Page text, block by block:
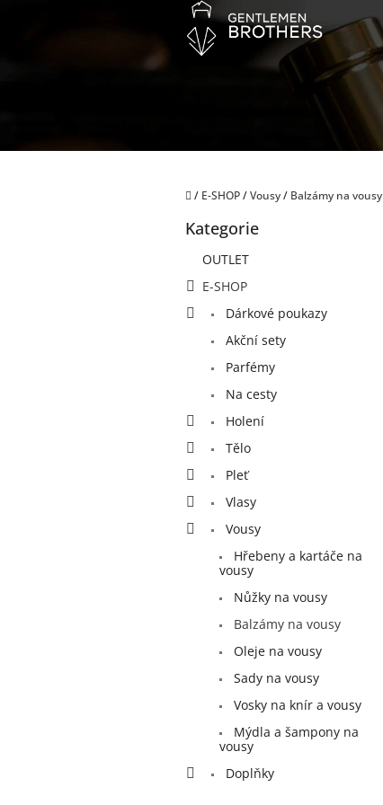
Domů
/ E-SHOP/Vousy/ Balzámy na vousy
Přeskočit
Kategorie
OUTLET
E-SHOP
Dárkové poukazy
Akční sety
Parfémy
Na cesty
Holení
Tělo
Pleť
Vlasy
Vousy
Hřebeny a kartáče na
vousy
Nůžky na vousy
Balzámy na vousy
Oleje na vousy
Sady na vousy
Vosky na knír a vousy
Mýdla a šampony na
vousy
Doplňky